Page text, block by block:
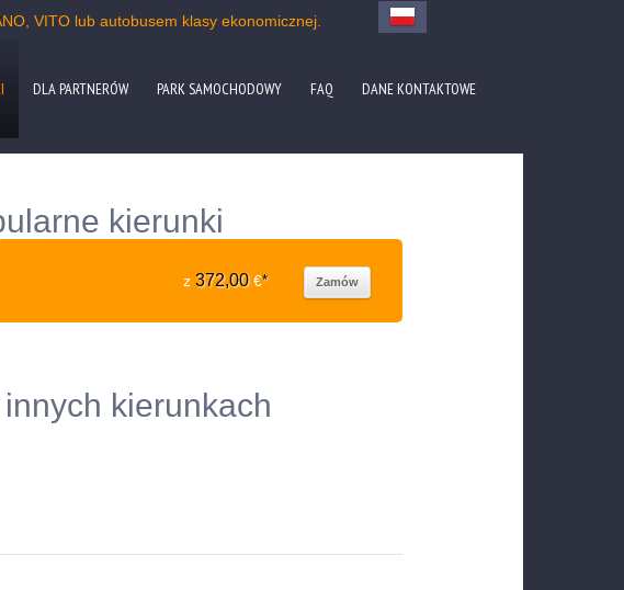
VITO lub autobusem klasy ekonomicznej.
DLA PARTNERÓW PARK SAMOCHODOWY FAQ DANE KONTAKTOWE
kierunki
z 372,00€* Zamów
kierunkach